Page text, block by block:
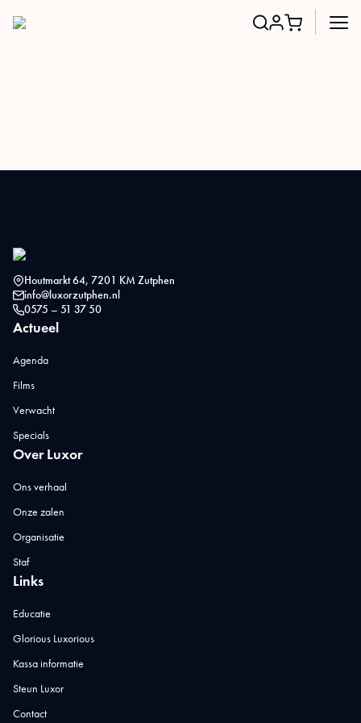
Houtmarkt 64, 7201 KM Zutphen
info@luxorzutphen.nl
0575 – 51 37 50
Actueel
Agenda
Films
Verwacht
Specials
Over Luxor
Ons verhaal
Onze zalen
Organisatie
Staf
Links
Educatie
Glorious Luxorious
Kassa informatie
Steun Luxor
Contact